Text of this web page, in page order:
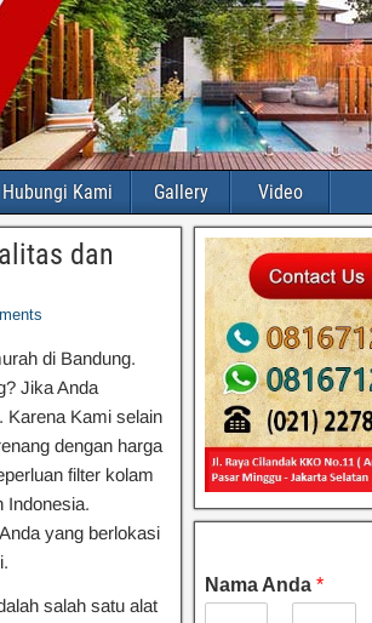
Hubungi Kami Gallery Video
dan
di Bandung.
Jika Anda
Karena Kami selain
dengan harga
filter kolam
Indonesia.
yang berlokasi
salah satu alat
Nama Anda *